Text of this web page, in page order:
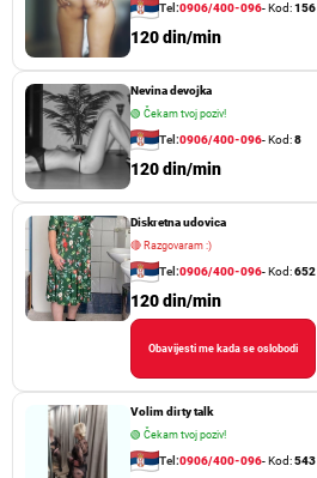
Tel:0906/400-096- Kod:156
120 din/min
Nevina devojka
🟢 Čekam tvoj poziv!
Tel:0906/400-096- Kod:8
120 din/min
Diskretna udovica
🔴Razgovaram :)
Tel:0906/400-096- Kod:652
120 din/min
Obavijesti me kada se oslobodi
Volim dirty talk
🟢 Čekam tvoj poziv!
Tel:0906/400-096- Kod:543